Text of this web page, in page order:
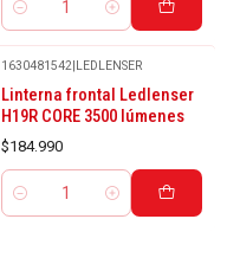
Cantidad
1630481542 LEDLENSER
Linterna frontal Ledlenser
H19R CORE 3500 lúmenes
$184.990
Cantidad